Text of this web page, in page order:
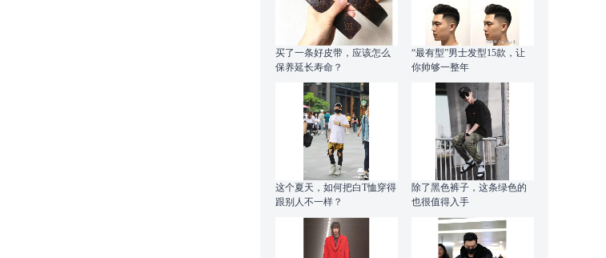
买了一条好皮带，应该怎么
保养延长寿命？
“最有型”男士发型15款，让
你帅够一整年
这个夏天，如何把白T恤穿得
跟别人不一样？
除了黑色裤子，这条绿色的
也很值得入手